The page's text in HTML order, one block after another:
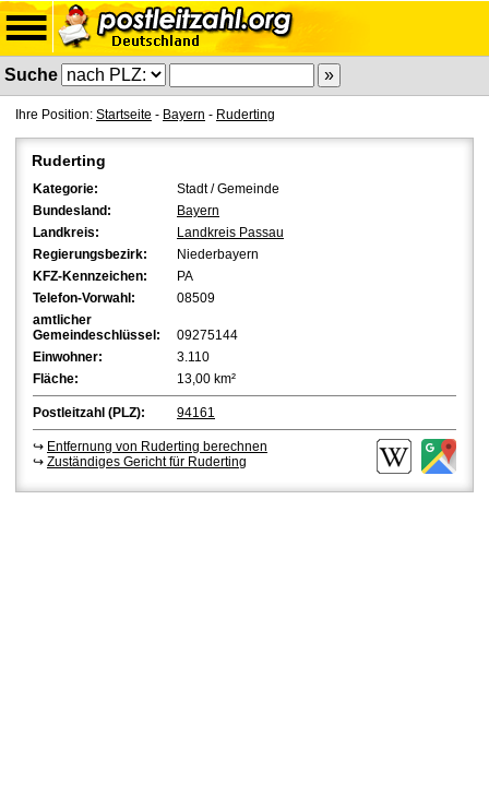
Suche
Ihre Position: Startseite - Bayern - Ruderting
Ruderting
Kategorie:
Stadt / Gemeinde
Bundesland:
Bayern
Landkreis:
Landkreis Passau
Regierungsbezirk:
Niederbayern
KFZ-Kennzeichen:
PA
Telefon-Vorwahl:
08509
amtlicher
Gemeindeschlüssel:
09275144
Einwohner:
3.110
Fläche:
13,00 km²
Postleitzahl (PLZ): 94161
↪ Entfernung von Ruderting berechnen
↪ Zuständiges Gericht für Ruderting